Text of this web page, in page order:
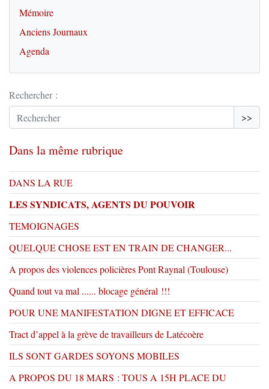
Mémoire
Anciens Journaux
Agenda
Rechercher :
>>
Dans la même rubrique
DANS LA RUE
LES SYNDICATS, AGENTS DU POUVOIR
TEMOIGNAGES
QUELQUE CHOSE EST EN TRAIN DE CHANGER...
A propos des violences policières Pont Raynal (Toulouse)
Quand tout va mal ...... blocage général !!!
POUR UNE MANIFESTATION DIGNE ET EFFICACE
Tract d’appel à la grève de travailleurs de Latécoère
ILS SONT GARDES SOYONS MOBILES
A PROPOS DU 18 MARS : TOUS A 15H PLACE DU